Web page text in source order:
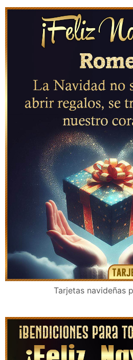
Tarjetas navideñas